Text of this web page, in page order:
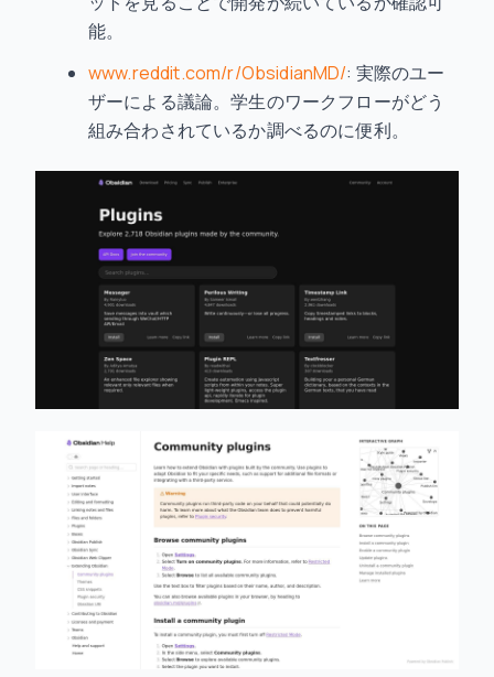
能。
www.reddit.com/r/ObsidianMD/: 実際のユー
ザーによる議論。学生のワークフローがどう
組み合わされているか調べるのに便利。